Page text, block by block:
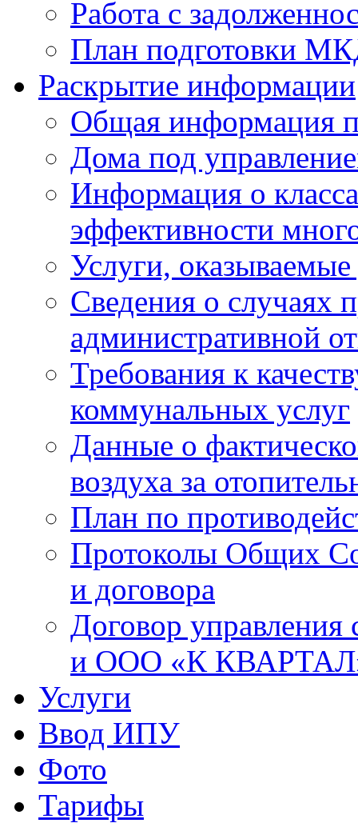
Работа с
План подготовки
Раскрытие информации
Общая информация
Дома под
Информация о
эффективности
Услуги,
Сведения о случаях
административной
Требования к
коммунальных услуг
Данные о
воздуха за
План по
Протоколы Общих
и договора
Договор управления
и ООО «К
Услуги
Ввод ИПУ
Фото
Тарифы